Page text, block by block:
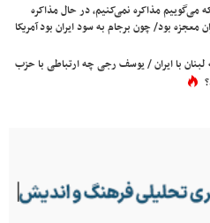
می‌گوییم مذاکره نمی‌کنیم، در حال مذاکره
معجزه بود/ چون برجام به سود ایران بود آمریکا
با ایران / یوسف رجی چه ارتباطی با حزب